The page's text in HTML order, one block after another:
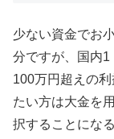
少ない資金でお
分ですが、国内1
100万円超えの
たい方は大金を
択することにな